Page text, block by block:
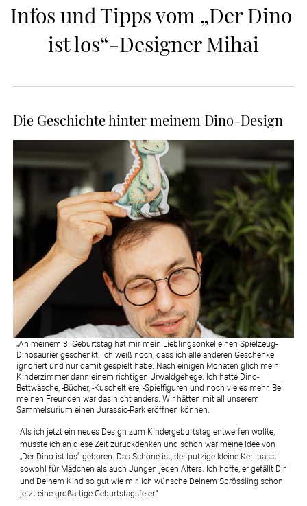
Infos und Tipps vom „Der Dino
ist los“-Designer Mihai
Die Geschichte hinter meinem Dino-Design
„An meinem 8. Geburtstag hat mir mein Lieblingsonkel einen Spielzeug-
Dinosaurier geschenkt. Ich weiß noch, dass ich alle anderen Geschenke
ignoriert und nur damit gespielt habe. Nach einigen Monaten glich mein
Kinderzimmer dann einem richtigen Urwaldgehege. Ich hatte Dino-
Bettwäsche, -Bücher, -Kuscheltiere, -Spielfiguren und noch vieles mehr. Bei
meinen Freunden war das nicht anders. Wir hätten mit all unserem
Sammelsurium einen Jurassic-Park eröffnen können.
Als ich jetzt ein neues Design zum Kindergeburtstag entwerfen wollte,
musste ich an diese Zeit zurückdenken und schon war meine Idee von
„Der Dino ist los“ geboren. Das Schöne ist, der putzige kleine Kerl passt
sowohl für Mädchen als auch Jungen jeden Alters. Ich hoffe, er gefällt Dir
und Deinem Kind so gut wie mir. Ich wünsche Deinem Sprössling schon
jetzt eine großartige Geburtstagsfeier.“